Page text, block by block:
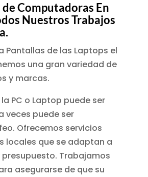
Computadoras En
Nuestros Trabajos
Pantallas de las Laptops el
una gran variedad de
y marcas.
PC o Laptop puede ser
veces puede ser
Ofrecemos servicios
locales que se adaptan a
presupuesto. Trabajamos
asegurarse de que su